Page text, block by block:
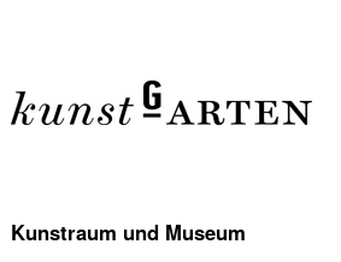
Kunstraum und Museum